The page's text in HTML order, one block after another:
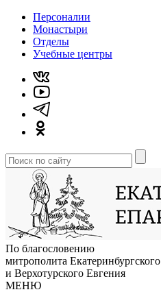
Персоналии
Монастыри
Отделы
Учебные центры
По благословению
митрополита Екатеринбургского
и Верхотурского Евгения
МЕНЮ